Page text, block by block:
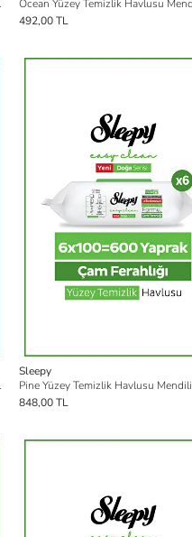
Yaprak)
492,00 TL
Yaprak
Sleepy
848,00 TL